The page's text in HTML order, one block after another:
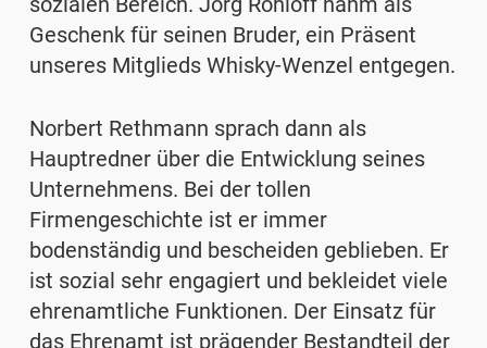
Geschenk für seinen Bruder, ein Präsent
unseres Mitglieds Whisky-Wenzel entgegen.
Norbert Rethmann sprach dann als
Hauptredner über die Entwicklung seines
Unternehmens. Bei der tollen
Firmengeschichte ist er immer
bodenständig und bescheiden geblieben. Er
ist sozial sehr engagiert und bekleidet viele
ehrenamtliche Funktionen. Der Einsatz für
das Ehrenamt ist prägender Bestandteil der